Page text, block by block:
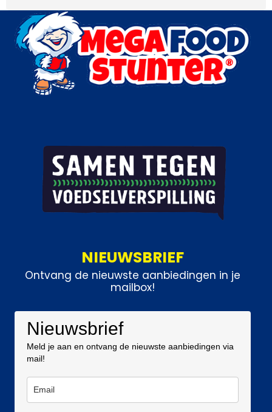
NIEUWSBRIEF
Ontvang de nieuwste aanbiedingen in je
mailbox!
Nieuwsbrief
Meld je aan en ontvang de nieuwste aanbiedingen via
mail!